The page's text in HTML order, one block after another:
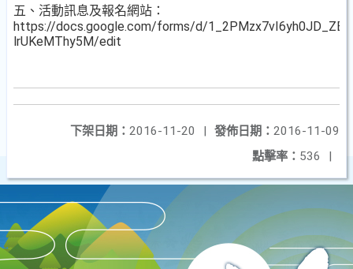
五、活動訊息及報名網站：
https://docs.google.com/forms/d/
lrUKeMThy5M/edit
發佈日期： 2016-11-09
下架日期： 2016-11-20
|
點擊率： 536 |